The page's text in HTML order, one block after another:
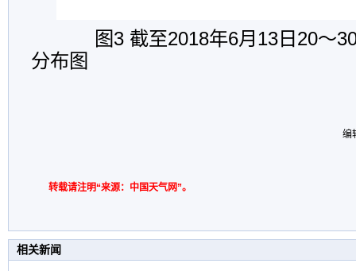
图3 截至2018年6月 13 日20～
分布图
编
转载请注明“来源：中国天气网”。
相关新闻